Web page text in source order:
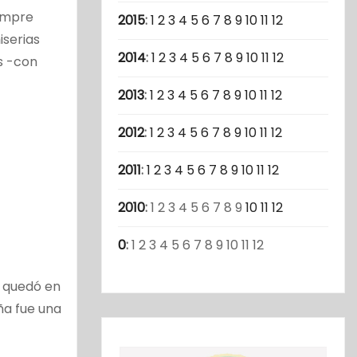
-con
en
fue una
2015:1 23 4 56 7 8 91011 12
2014:1 23 4 56 7 8 91011 12
2013:1 23 4 56 7 8 91011 12
2012:1 23 4 56 7 8 91011 12
2011:1 23 4 56 7 8 91011 12
2010:1 23 4 5 6 7 8 9 1011 12
0:1 23 4 5 6 7 8 9 10 11 12